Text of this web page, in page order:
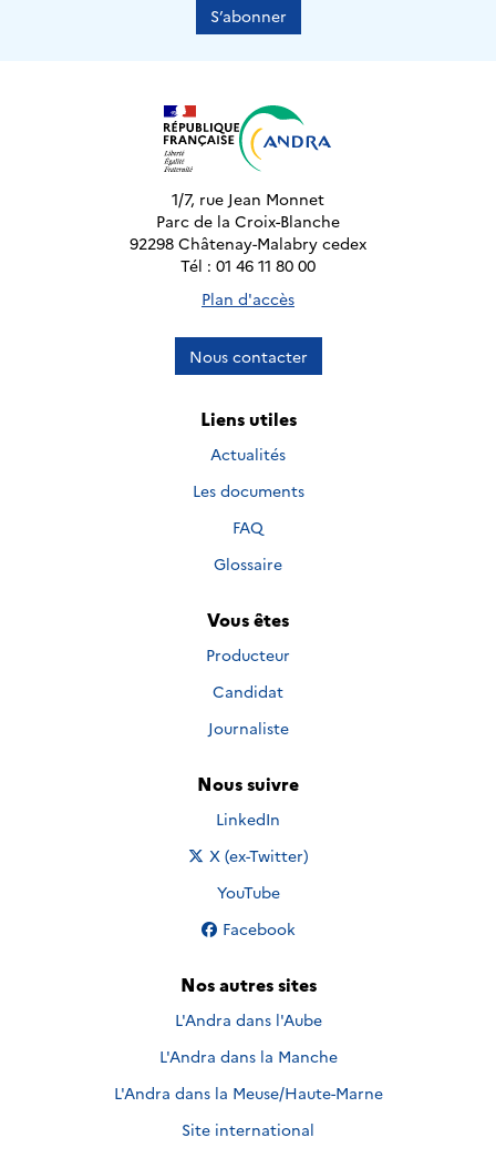
S’abonner
1/7, rue Jean Monnet
Parc de la Croix-Blanche
92298 Châtenay-Malabry cedex
Tél : 01 46 11 80 00
Plan d'accès
Nous contacter
Liens utiles
Actualités
Les documents
FAQ
Glossaire
Vous êtes
Producteur
Candidat
Journaliste
Nous suivre
Nous suivre sur
LinkedIn
Nous suivre sur
X (ex-Twitter)
Nous suivre sur
YouTube
Nous suivre sur
Facebook
Nos autres sites
L'Andra dans l'Aube
L'Andra dans la Manche
L'Andra dans la Meuse/Haute-Marne
Site international